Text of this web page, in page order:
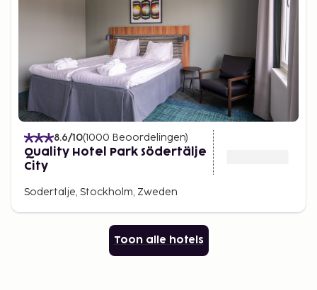
8.6/10(1000 Beoordelingen)
Quality Hotel Park Södertälje
City
Sodertalje, Stockholm, Zweden
Toon alle hotels